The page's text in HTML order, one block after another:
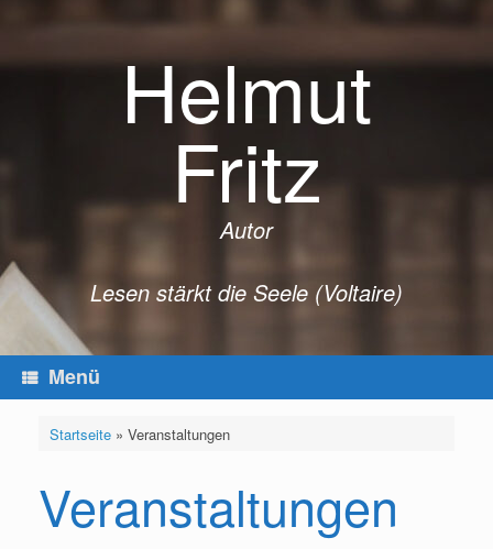
Helmut
Fritz
Autor
Lesen stärkt die Seele (Voltaire)
Menü
Startseite» Veranstaltungen
Veranstaltungen